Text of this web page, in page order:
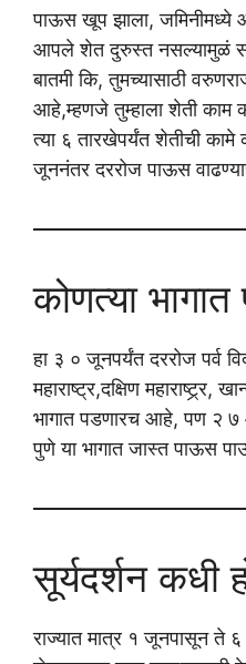
पाऊस खूप झाला,
आपले शेत दुरुस्त नसल्यामुळं
बातमी कि, तुमच्यासाठी
आहे,म्हणजे तुम्हाला शेती काम
त्या ६ तारखेपर्यंत शेतीची
जूननंतर दररोज पाऊस
कोणत्या
हा ३ ० जूनपर्यंत दररोज पर्व
महाराष्ट्र,दक्षिण महाराष्ट्र्र,
भागात पडणारच आहे, पण २
पुणे या भागात जास्त पाऊस
सूर्यदर्शन कधी
राज्यात मात्र १ जूनपासून ते